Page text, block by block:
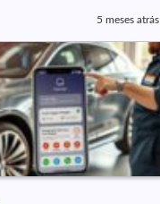
5 meses atrás